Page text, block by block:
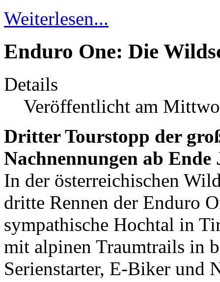
Weiterlesen...
Enduro One: Die
Details
Veröffentlicht am
Dritter Tourstopp der
Nachnennungen ab Ende
In der österreichischen
dritte Rennen der Enduro
sympathische Hochtal in
mit alpinen Traumtrails in
Serienstarter, E-Biker und